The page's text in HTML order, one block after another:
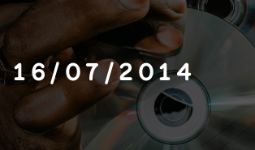
16/07/2014